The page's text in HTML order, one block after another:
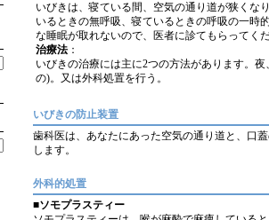
いびきは、寝ている間、空気の通り道が狭くな
いるときの無呼吸、寝ているときの呼吸の一時
な睡眠が取れないので、医者に診てもらってく
治療法 ：
いびきの治療には主に2つの方法があります。
の)。又は外科処置を行う。
いびきの防止装置
歯科医は、あなたにあった空気の通り道と、口
します。
外科的処置
■ソモプラスティー